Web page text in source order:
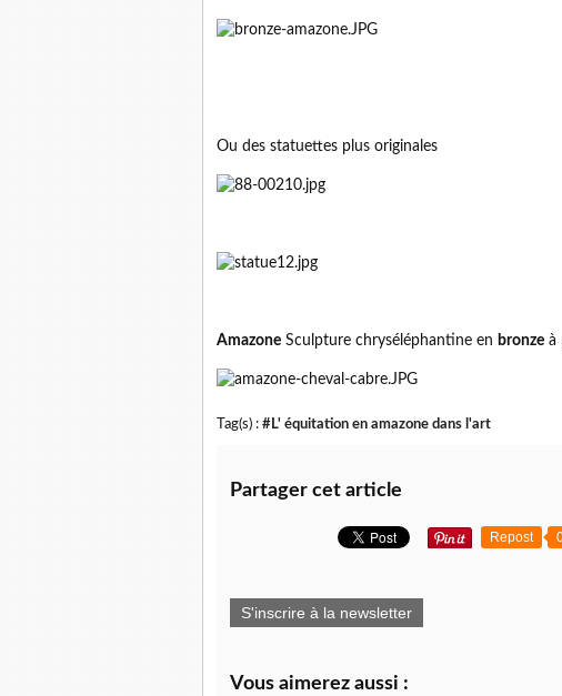
Ou des statuettes plus originales
Amazone Sculpture chryséléphantine en bronze à
Tag(s) : #L' équitation en amazone dans l'art
Partager cet article
Repost
S'inscrire à la newsletter
Vous aimerez aussi :